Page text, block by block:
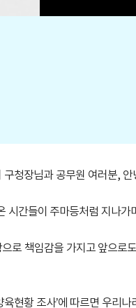
청장님과 공무원 여러분,
간들이 주마등처럼 지나가
로 책임감을 가지고 앞으로
현황 조사’에 따르면 우리